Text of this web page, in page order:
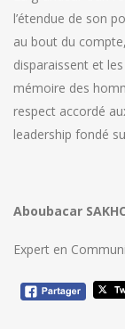
l’étendue de son
au bout du
disparaissent et
mémoire des
respect accordé
leadership fondé
Aboubacar
Expert en